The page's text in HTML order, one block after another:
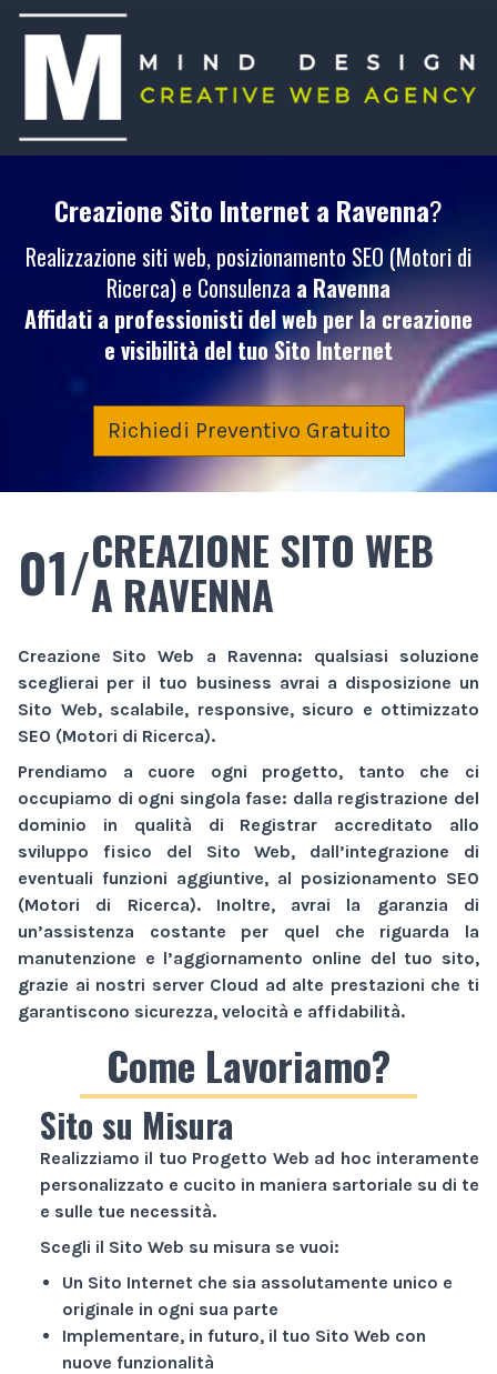
Creazione Sito Interneta Ravenna?
Realizzazione siti web, posizionamento SEO (Motori di
Ricerca) e Consulenza a Ravenna
Affidati a professionisti del web per la creazione
e visibilità del tuoSito Internet
Richiedi Preventivo Gratuito
01/CREAZIONE SITO WEB
A RAVENNA
Creazione Sito Web a Ravenna: qualsiasi soluzione
sceglierai per il tuo business avrai a disposizione un
Sito Web, scalabile, responsive, sicuro e ottimizzato
SEO (Motori di Ricerca).
Prendiamo a cuore ogni progetto, tanto che ci
occupiamo di ogni singola fase: dalla registrazione del
dominio in qualità di Registrar accreditato allo
sviluppo fisico del Sito Web, dall’integrazione di
eventuali funzioni aggiuntive, al posizionamento SEO
(Motori di Ricerca). Inoltre, avrai la garanzia di
un’assistenza costante per quel che riguarda la
manutenzione e l’aggiornamento online del tuo sito,
grazie ai nostri server Cloud ad alte prestazioni che ti
garantiscono sicurezza, velocità e affidabilità.
Come Lavoriamo?
Sito su Misura
Realizziamo il tuo Progetto Web ad hoc interamente
personalizzato e cucito in maniera sartoriale su di te
e sulle tue necessità.
Scegli il Sito Web su misura se vuoi:
Un Sito Internet che sia assolutamente unico e
originale in ogni sua parte
Implementare, in futuro, il tuo Sito Web con
nuove funzionalità